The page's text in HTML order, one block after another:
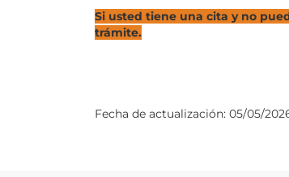
Si usted tiene una cita y no
trámite.
Fecha de actualización: 05/05/